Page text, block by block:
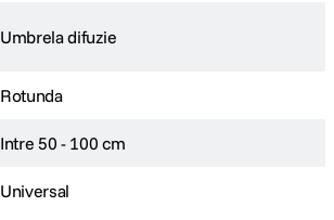
Umbrela difuzie
Rotunda
Intre 50 - 100 cm
Universal